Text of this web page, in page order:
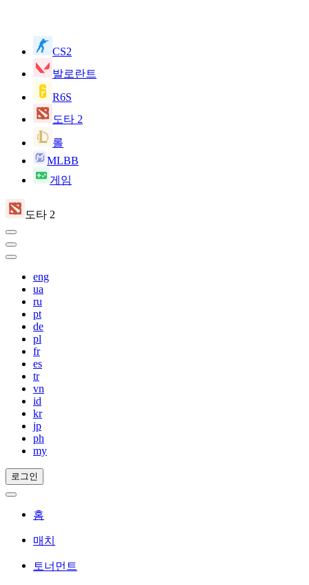
CS2
발로란트
R6S
도타 2
롤
MLBB
게임
도타 2
eng
ua
ru
pt
de
pl
fr
es
tr
vn
id
kr
jp
ph
my
로그인
홈
매치
토너먼트